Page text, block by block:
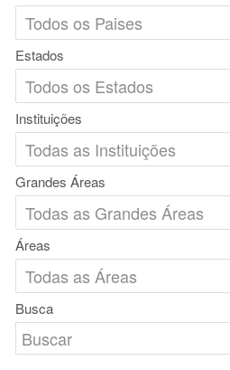
Estados
Instituições
Grandes Áreas
Áreas
Busca